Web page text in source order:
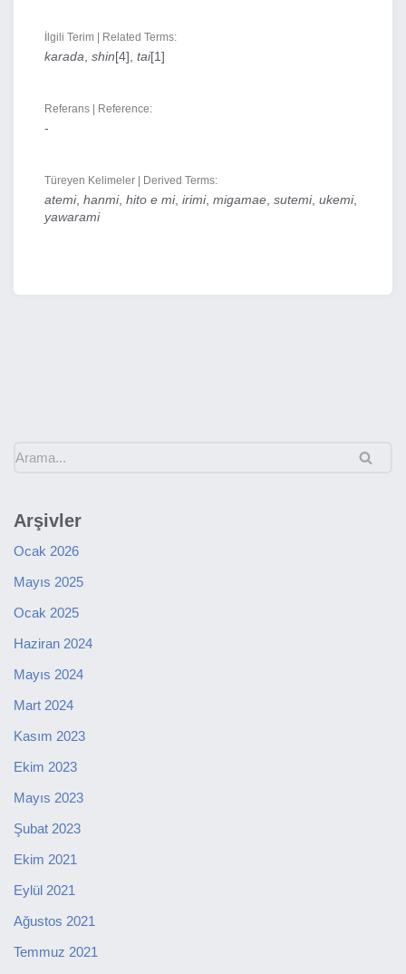
İlgili Terim | Related Terms:
karada shin[4], tai[1]
Referans | Reference:
-
Türeyen Kelimeler | Derived Terms:
atemi, hanmi, hito e mi, irimi, migamae sutemi, ukemi,
yawarami
Arşivler
Ocak 2026
Mayıs 2025
Ocak 2025
Haziran 2024
Mayıs 2024
Mart 2024
Kasım 2023
Ekim 2023
Mayıs 2023
Şubat 2023
Ekim 2021
Eylül 2021
Ağustos 2021
Temmuz 2021